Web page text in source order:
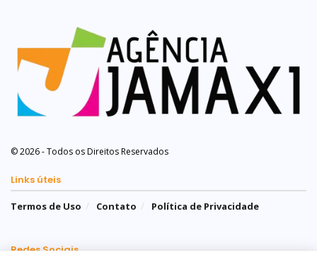
© 2026 - Todos os Direitos Reservados
Links úteis
Termos de Uso Contato Política de Privacidade
Redes Sociais